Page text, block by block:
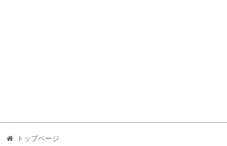
トップページ